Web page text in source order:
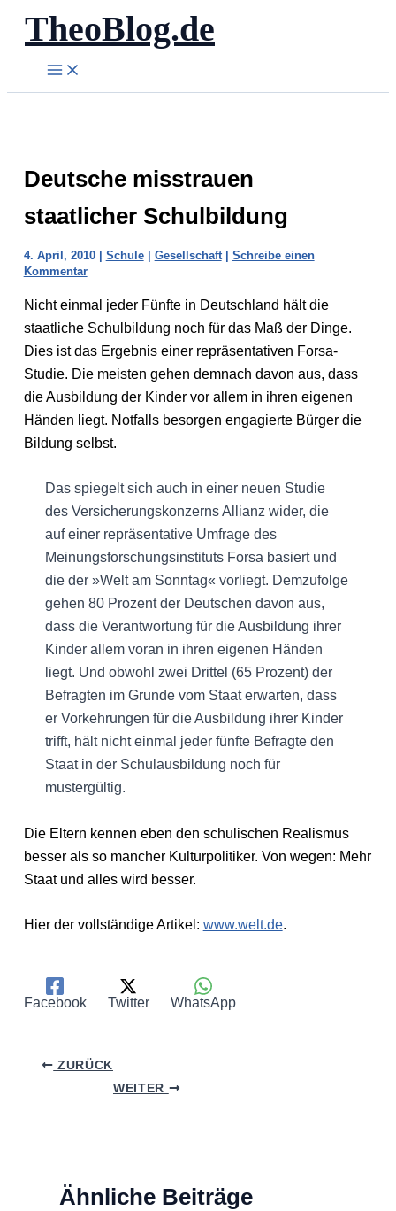
Zum
Inhalt
springen
TheoBlog.de
Deutsche misstrauen
staatlicher Schulbildung
4. April, 2010 | Schule| Gesellschaft| Schreibe einen
Kommentar
Nicht einmal jeder Fünfte in Deutschland hält die
staatliche Schulbildung noch für das Maß der Dinge.
Dies ist das Ergebnis einer repräsentativen Forsa-
Studie. Die meisten gehen demnach davon aus, dass
die Ausbildung der Kinder vor allem in ihren eigenen
Händen liegt. Notfalls besorgen engagierte Bürger die
Bildung selbst.
Das spiegelt sich auch in einer neuen Studie
des Versicherungskonzerns Allianz wider, die
auf einer repräsentative Umfrage des
Meinungsforschungsinstituts Forsa basiert und
die der »Welt am Sonntag« vorliegt. Demzufolge
gehen 80 Prozent der Deutschen davon aus,
dass die Verantwortung für die Ausbildung ihrer
Kinder allem voran in ihren eigenen Händen
liegt. Und obwohl zwei Drittel (65 Prozent) der
Befragten im Grunde vom Staat erwarten, dass
er Vorkehrungen für die Ausbildung ihrer Kinder
trifft, hält nicht einmal jeder fünfte Befragte den
Staat in der Schulausbildung noch für
mustergültig.
Die Eltern kennen eben den schulischen Realismus
besser als so mancher Kulturpolitiker. Von wegen: Mehr
Staat und alles wird besser.
Hier der vollständige Artikel: www.welt.de.
Facebook Twitter WhatsApp
ZURÜCK
WEITER
Ähnliche Beiträge